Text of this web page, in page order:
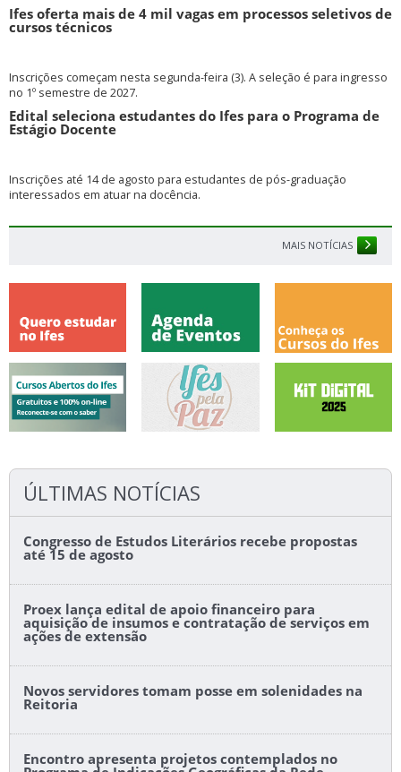
Ifes oferta mais de 4 mil vagas em processos seletivos de
cursos técnicos
Inscrições começam nesta segunda-feira (3). A seleção é para ingresso
no 1º semestre de 2027.
Edital seleciona estudantes do Ifes para o Programa de
Estágio Docente
Inscrições até 14 de agosto para estudantes de pós-graduação
interessados em atuar na docência.
MAIS NOTÍCIAS
ÚLTIMAS NOTÍCIAS
Congresso de Estudos Literários recebe propostas
até 15 de agosto
Proex lança edital de apoio financeiro para
aquisição de insumos e contratação de serviços em
ações de extensão
Novos servidores tomam posse em solenidades na
Reitoria
Encontro apresenta projetos contemplados no